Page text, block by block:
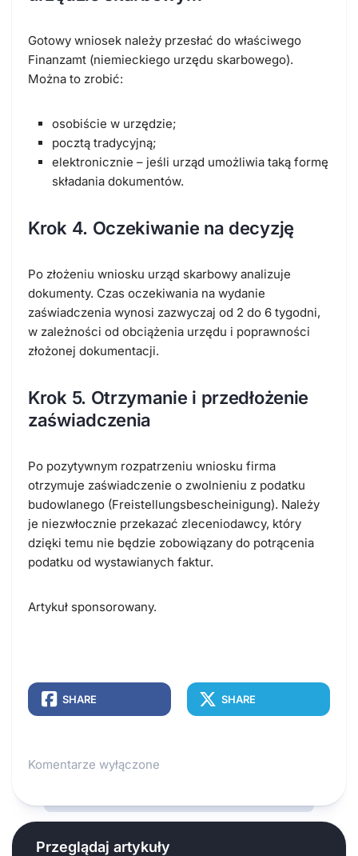
Gotowy wniosek należy przesłać do właściwego
Finanzamt (niemieckiego urzędu skarbowego).
Można to zrobić:
osobiście w urzędzie;
pocztą tradycyjną;
elektronicznie – jeśli urząd umożliwia taką formę
składania dokumentów.
Krok 4. Oczekiwanie na decyzję
Po złożeniu wniosku urząd skarbowy analizuje
dokumenty. Czas oczekiwania na wydanie
zaświadczenia wynosi zazwyczaj od 2 do 6 tygodni,
w zależności od obciążenia urzędu i poprawności
złożonej dokumentacji.
Krok 5. Otrzymanie i przedłożenie
zaświadczenia
Po pozytywnym rozpatrzeniu wniosku firma
otrzymuje zaświadczenie o zwolnieniu z podatku
budowlanego (Freistellungsbescheinigung). Należy
je niezwłocznie przekazać zleceniodawcy, który
dzięki temu nie będzie zobowiązany do potrącenia
podatku od wystawianych faktur.
Artykuł sponsorowany.
SHARE SHARE
Komentarze wyłączone
Przeglądaj artykuły